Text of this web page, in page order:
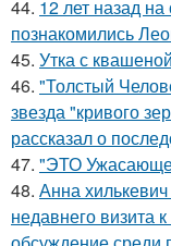
44. 12 лет назад
познакомились
45. Утка с
46. "Толстый
звезда "кривого
рассказал о
47. "ЭТО
48. Анна
недавнего визита